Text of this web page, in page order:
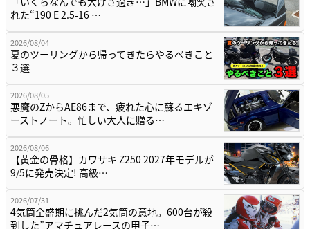
れた“190 E 2.5-16 …
2026/08/04
夏のツーリングから帰ってきたらやるべきこと
３選
2026/08/05
悪魔のZからAE86まで、疲れた心に蘇るエキゾ
ーストノート。忙しい大人に贈る…
2026/08/06
【黄金の骨格】カワサキ Z250 2027年モデルが
9/5に発売決定! 高級…
2026/07/31
4気筒全盛期に挑んだ2気筒の意地。600台が殺
到した”アマチュアレースの甲子…